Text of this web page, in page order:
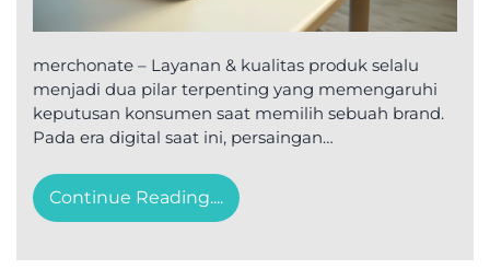
merchonate – Layanan & kualitas produk selalu
menjadi dua pilar terpenting yang memengaruhi
keputusan konsumen saat memilih sebuah brand.
Pada era digital saat ini, persaingan…
Continue Reading....